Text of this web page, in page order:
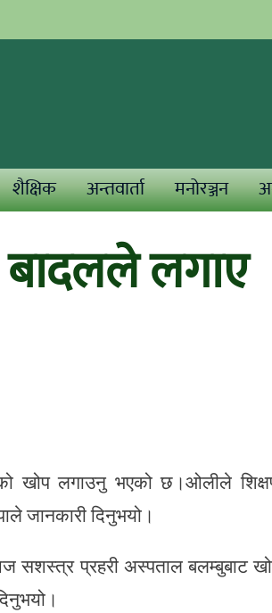
शैक्षिक अन्तवार्ता मनोरञ्जन
बादलले लगाए
खोप लगाउनु भएको छ।ओलीले
जानकारी दिनुभयो।
सशस्त्र प्रहरी अस्पताल बलम्बुबाट